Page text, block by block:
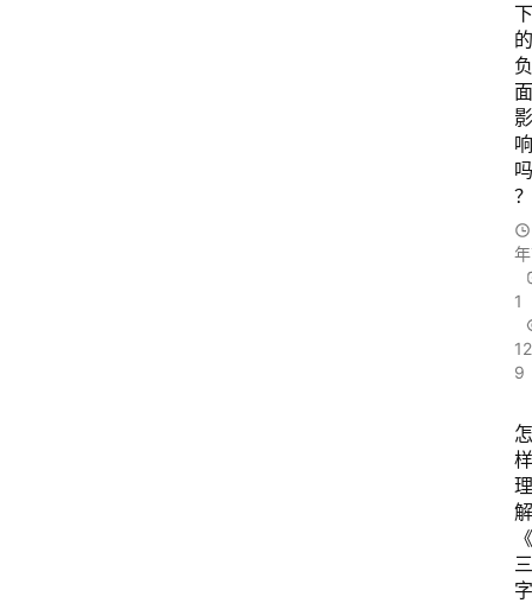
的
负
面
影
响
吗
？
1
9
怎
样
理
解
《
三
字